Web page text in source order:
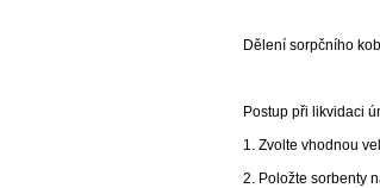
Dělení sorpčního
Postup při likvidaci
1. Zvolte vhodnou
2. Položte sorbenty